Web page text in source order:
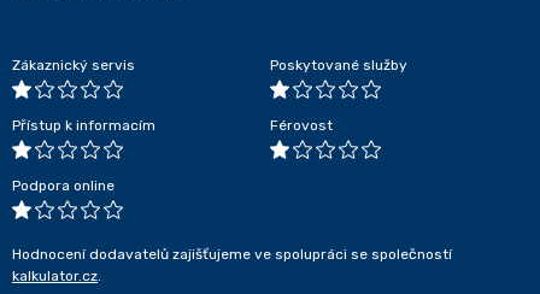
Zákaznický servis Poskytované služby
Přístup k informacím Férovost
Podpora online
Hodnocení dodavatelů zajišťujeme ve spolupráci se společností
kalkulator.cz.